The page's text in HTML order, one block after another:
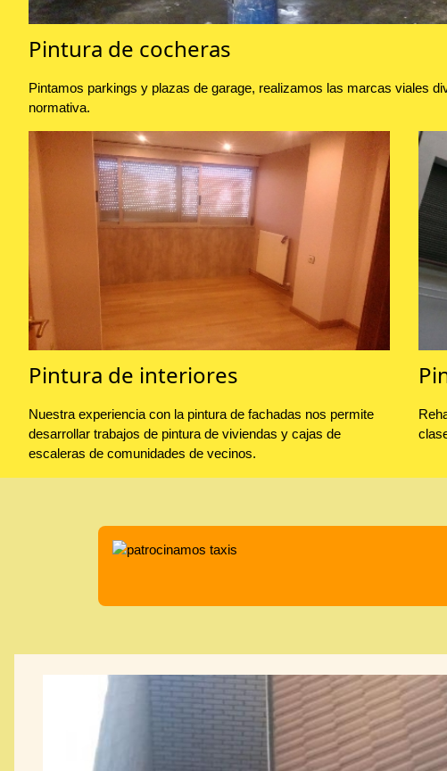
Pintura de cocheras
Pintamos parkings y plazas de garage, realizamos las marcas viales
normativa.
Pintura de interiores
Nuestra experiencia con la pintura de fachadas nos permite
desarrollar trabajos de pintura de viviendas y cajas de
escaleras de comunidades de vecinos.